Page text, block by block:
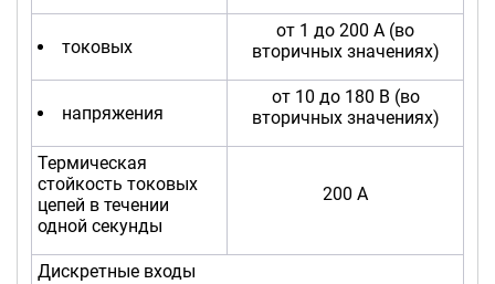
токовых
от 1 до 200 А (во
вторичных значениях)
напряжения
от 10 до 180 В (во
вторичных значениях)
Термическая
стойкость токовых
цепей в течении
одной секунды
200 А
Дискретные входы